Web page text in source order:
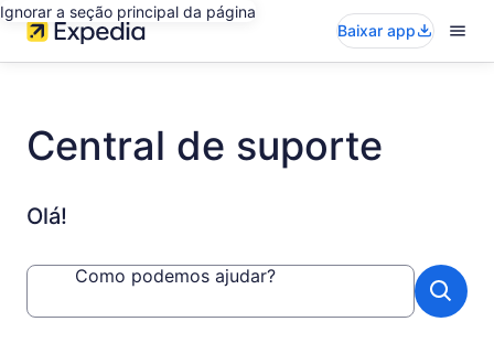
Ignorar a seção principal da página
Baixar app
Central de suporte
Olá!
Como podemos ajudar?